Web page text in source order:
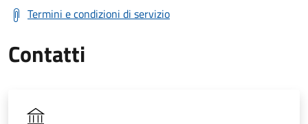
Termini e condizioni di servizio
Contatti